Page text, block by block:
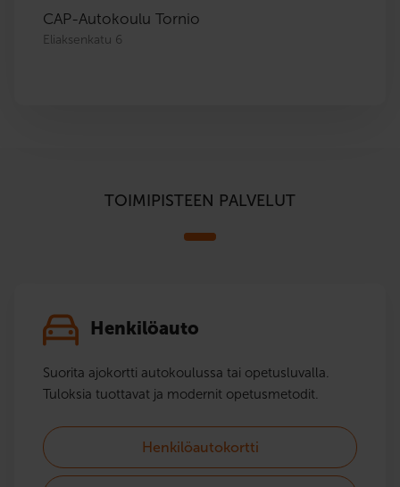
CAP-Autokoulu Tornio
Eliaksenkatu 6
TOIMIPISTEEN PALVELUT
Henkilöauto
Suorita ajokortti autokoulussa tai opetusluvalla.
Tuloksia tuottavat ja modernit opetusmetodit.
Henkilöautokortti